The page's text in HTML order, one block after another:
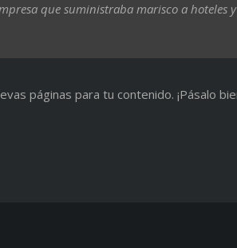
que suministraba marisco a hoteles
páginas para tu contenido. ¡Pásalo